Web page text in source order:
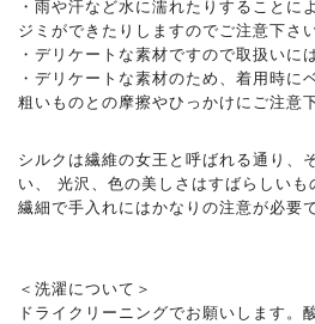
・雨や汗など水に濡れたりすることに
ジミができたりしますのでご注意下さい
・デリケートな素材ですので取扱いに
・デリケートな素材のため、着用時に
粗いものとの摩擦やひっかけにご注意
シルクは繊維の女王と呼ばれる通り、
い、 光沢、色の美しさはすばらしいも
繊細で手入れにはかなりの注意が必要で
＜洗濯について＞
ドライクリーニングでお願いします。